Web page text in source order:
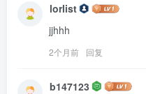
lorlist
jjhhh
2个月前 回复
b147123